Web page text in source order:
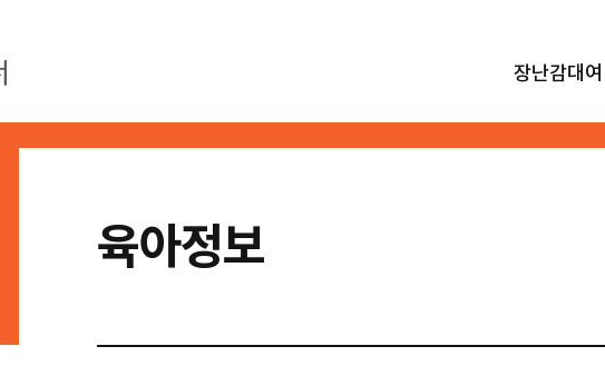
장난감대여
육아정보